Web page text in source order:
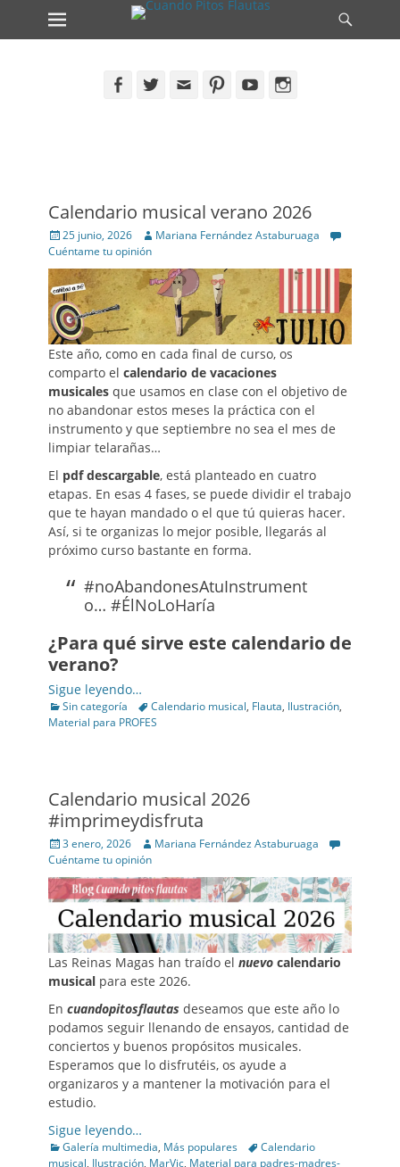
Skip
Primary Menu
Facebook
Twitter EmailPinterestYouTubeInstagram
Calendario musical verano 2026
Posted
on
25 junio, 2026 Author
Mariana Fernández Astaburuaga
Cuéntame tu opinión
Este año, como en cada final de curso, os
comparto el calendario de vacaciones
musicales que usamos en clase con el objetivo de
no abandonar estos meses la práctica con el
instrumento y que septiembre no sea el mes de
limpiar telarañas…
El pdf descargable, está planteado en cuatro
etapas. En esas 4 fases, se puede dividir el trabajo
que te hayan mandado o el que tú quieras hacer.
Así, si te organizas lo mejor posible, llegarás al
próximo curso bastante en forma.
#noAbandonesAtuInstrument
o… #ÉlNoLoHaría
¿Para qué sirve este calendario de
verano?
Sigue leyendo…
Categories
Sin categoría TagsCalendario musical, Flauta, Ilustración,
Material para PROFES
Calendario musical 2026
#imprimeydisfruta
Posted
on
3 enero, 2026 Author
Mariana Fernández Astaburuaga
Cuéntame tu opinión
Las Reinas Magas han traído el nuevo calendario
musical para este 2026.
En cuandopitosflautas deseamos que este año lo
podamos seguir llenando de ensayos, cantidad de
conciertos y buenos propósitos musicales.
Esperamos que lo disfrutéis, os ayude a
organizaros y a mantener la motivación para el
estudio.
Sigue leyendo…
Categories
Galería multimedia, Más populares TagsCalendario
musical, Ilustración, MarVic, Material para padres-madres-